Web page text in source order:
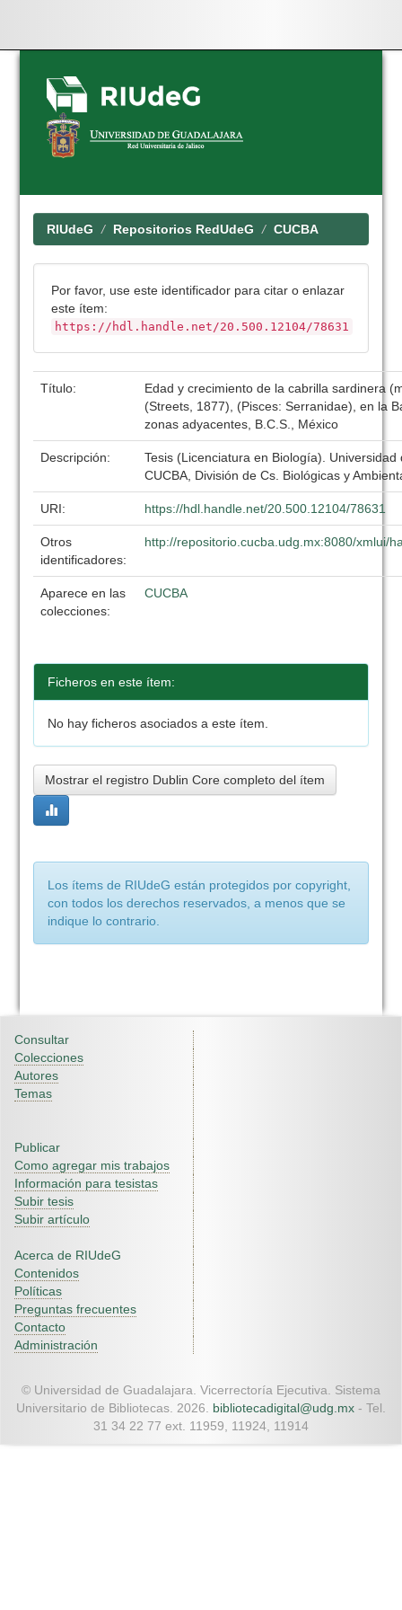
Skip
navigation
RIUdeG Repositorios RedUdeG CUCBA
Por favor, use este identificador para citar o enlazar
este ítem:
https://hdl.handle.net/20.500.12104/78631
Título:
Edad y crecimiento de la cabrilla sardinera
(Streets, 1877), (Pisces: Serranidae), en la
zonas adyacentes, B.C.S., México
Descripción:
Tesis (Licenciatura en Biología). Universidad
CUCBA, División de Cs. Biológicas y
URI: https://hdl.handle.net/20.500.12104/78631
Otros
identificadores:
http://repositorio.cucba.udg.mx:8080/xmlui/
Aparece en las
colecciones:
CUCBA
Ficheros en este ítem:
No hay ficheros asociados a este ítem.
Mostrar el registro Dublin Core completo del ítem
Los ítems de RIUdeG están protegidos por copyright,
con todos los derechos reservados, a menos que se
indique lo contrario.
Consultar
Colecciones
Autores
Temas
Publicar
Como agregar mis trabajos
Información para tesistas
Subir tesis
Subir artículo
Acerca de RIUdeG
Contenidos
Políticas
Preguntas frecuentes
Contacto
Administración
© Universidad de Guadalajara. Vicerrectoría Ejecutiva. Sistema
Universitario de Bibliotecas. 2026. bibliotecadigital@udg.mx - Tel.
31 34 22 77 ext. 11959, 11924, 11914